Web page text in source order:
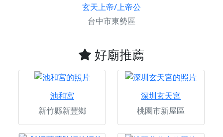
玄天上帝/上帝公
台中市東勢區
好廟推薦
池和宮
新竹縣新豐鄉
深圳玄天宮
桃園市新屋區